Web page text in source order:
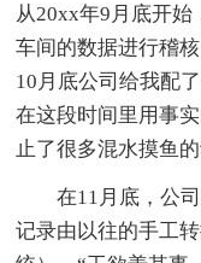
从20xx年9月底开
车间的数据进行稽
10月底公司给我配
在这段时间里用事
止了很多混水摸鱼的
在11月底，公
记录由以往的手工